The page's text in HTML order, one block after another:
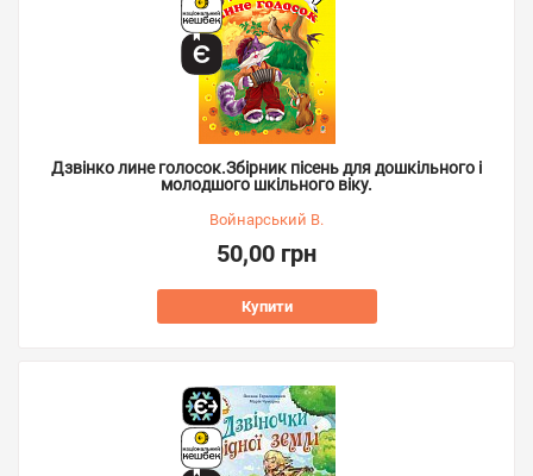
Дзвінко лине голосок.Збірник пісень для дошкільного і
молодшого шкільного віку.
Войнарський В.
50,00 грн
Купити